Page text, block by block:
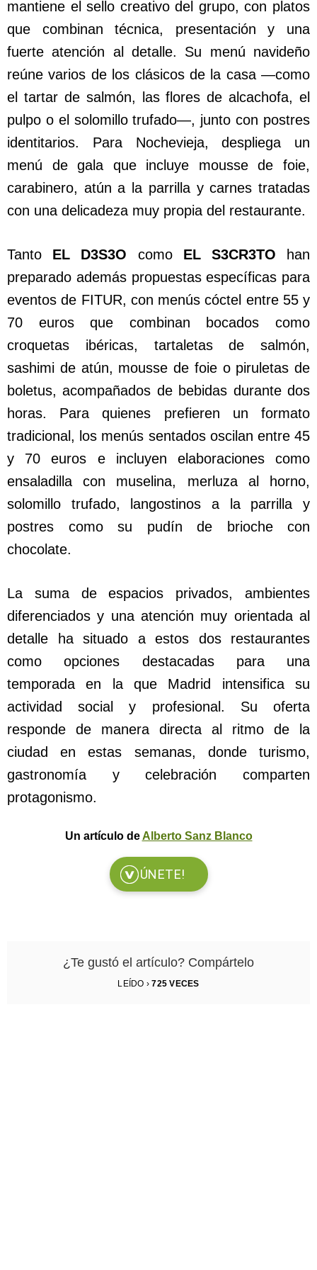
mantiene el sello creativo del grupo, con platos
que combinan técnica, presentación y una
fuerte atención al detalle. Su menú navideño
reúne varios de los clásicos de la casa —como
el tartar de salmón, las flores de alcachofa, el
pulpo o el solomillo trufado—, junto con postres
identitarios. Para Nochevieja, despliega un
menú de gala que incluye mousse de foie,
carabinero, atún a la parrilla y carnes tratadas
con una delicadeza muy propia del restaurante.
Tanto EL D3S3O como EL S3CR3TO han
preparado además propuestas específicas para
eventos de FITUR, con menús cóctel entre 55 y
70 euros que combinan bocados como
croquetas ibéricas, tartaletas de salmón,
sashimi de atún, mousse de foie o piruletas de
boletus, acompañados de bebidas durante dos
horas. Para quienes prefieren un formato
tradicional, los menús sentados oscilan entre 45
y 70 euros e incluyen elaboraciones como
ensaladilla con muselina, merluza al horno,
solomillo trufado, langostinos a la parrilla y
postres como su pudín de brioche con
chocolate.
La suma de espacios privados, ambientes
diferenciados y una atención muy orientada al
detalle ha situado a estos dos restaurantes
como opciones destacadas para una
temporada en la que Madrid intensifica su
actividad social y profesional. Su oferta
responde de manera directa al ritmo de la
ciudad en estas semanas, donde turismo,
gastronomía y celebración comparten
protagonismo.
Un artículo deAlberto Sanz Blanco
ÚNETE!
¿Te gustó el artículo? Compártelo
LEÍDO ›725 VECES